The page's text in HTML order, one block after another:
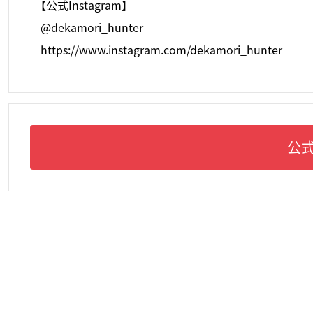
公
【公式Instagram】
@dekamori_hunter
https://www.instagram.com/dekamori_hunter